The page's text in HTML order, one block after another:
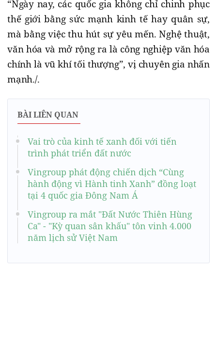
“Ngày nay, các quốc gia không chỉ chinh phục
thế giới bằng sức mạnh kinh tế hay quân sự,
mà bằng việc thu hút sự yêu mến. Nghệ thuật,
văn hóa và mở rộng ra là công nghiệp văn hóa
chính là vũ khí tối thượng”, vị chuyên gia nhấn
mạnh./.
BÀI LIÊN QUAN
Vai trò của kinh tế xanh đối với tiến
trình phát triển đất nước
Vingroup phát động chiến dịch “Cùng
hành động vì Hành tinh Xanh” đồng loạt
tại 4 quốc gia Đông Nam Á
Vingroup ra mắt "Đất Nước Thiên Hùng
Ca" - "Kỳ quan sân khấu" tôn vinh 4.000
năm lịch sử Việt Nam